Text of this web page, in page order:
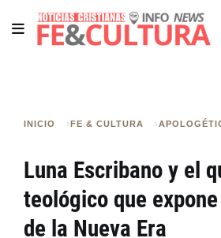
INICIO FE & CULTURA
Luna Escribano y el
teológico que
de la Nueva Era